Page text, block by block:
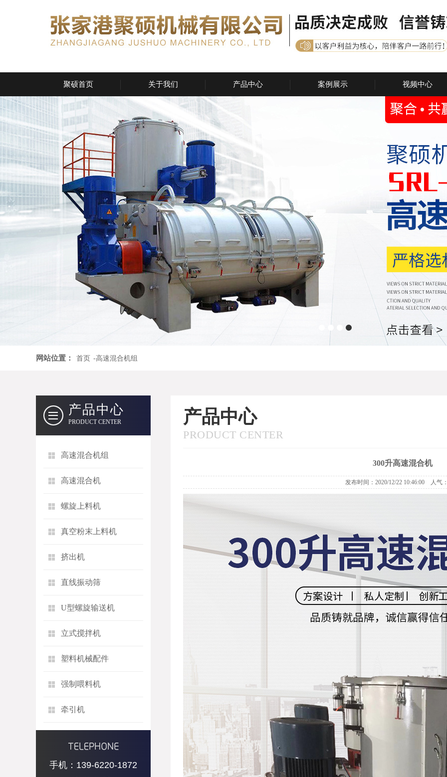
聚硕首页 关于我们 产品中心 案例展示 视频中心
网站位置： 首页 -高速混合机组
产品中心
PRODUCT CENTER
高速混合机组
高速混合机
螺旋上料机
真空粉末上料机
挤出机
直线振动筛
U型螺旋输送机
立式搅拌机
塑料机械配件
强制喂料机
牵引机
手机：139-6220-1872
产品中心
PRODUCT CENTER
300升高速混合机
发布时间： 2020/12/22 10:46:00人气：